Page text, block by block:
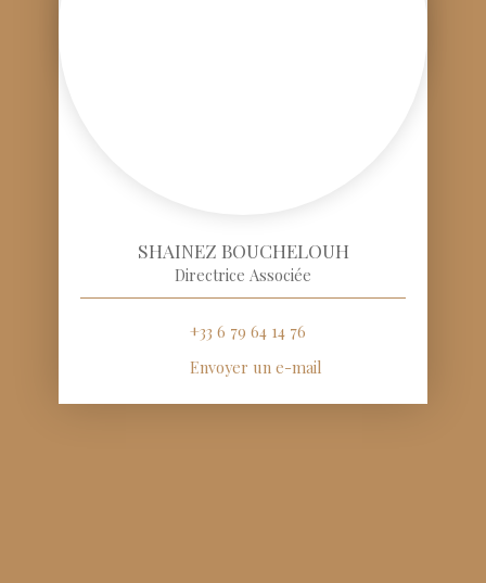
SHAINEZ BOUCHELOUH
Directrice Associée
+33 6 79 64 14 76
Envoyer un e-mail